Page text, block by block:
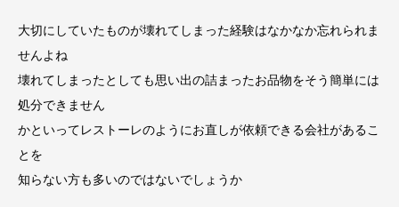
大切にしていたものが壊れてしまった経験はなかなか忘れられま
せんよね
壊れてしまったとしても思い出の詰まったお品物をそう簡単には
処分できません
かといってレストーレのようにお直しが依頼できる会社があるこ
とを
知らない方も多いのではないでしょうか